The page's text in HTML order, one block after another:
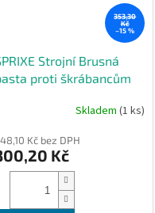
353,30
Kč
–15 %
Strojní Brusná
proti škrábancům
Skladem(1 ks)
Kč bez DPH
Kč